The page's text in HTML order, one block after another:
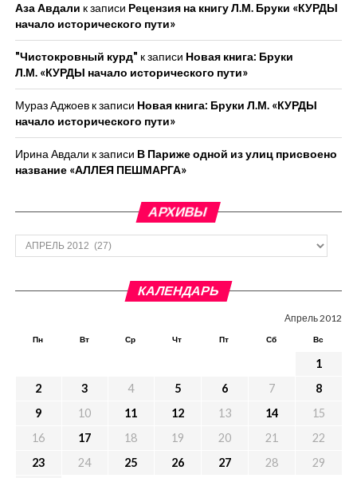
Аза Авдали к записи Рецензия на книгу Л.М. Бруки «КУРДЫ
начало исторического пути»
"Чистокровный курд" к записи Новая книга: Бруки
Л.М. «КУРДЫ начало исторического пути»
Мураз Аджоевк записи Новая книга: Бруки Л.М. «КУРДЫ
начало исторического пути»
Ирина Авдали к записи В Париже одной из улиц присвоено
название «АЛЛЕЯ ПЕШМАРГА»
АРХИВЫ
Архивы
КАЛЕНДАРЬ
Апрель 2012
Пн Вт Ср Чт Пт Сб Вс
1
2
3 4 5 6 7
8
9
10 11 12 13 14
15
16
17 18 19 20 21
22
23
24 25 26 27 28
29